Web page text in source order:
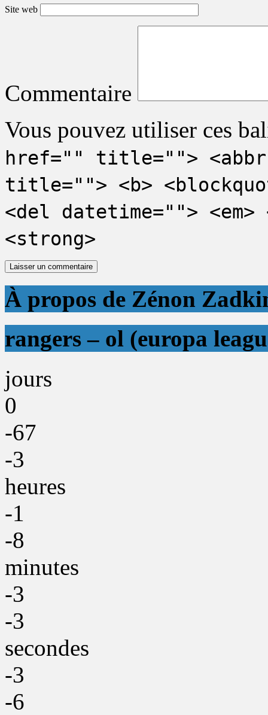
Site web
Commentaire
Vous pouvez utiliser ces
href="" title="">
title=""> <b>
<del datetime="">
<strong>
À propos de Zénon
rangers – ol (europa
jours
0
-67
-3
heures
-1
-8
minutes
-3
-3
secondes
-3
-6